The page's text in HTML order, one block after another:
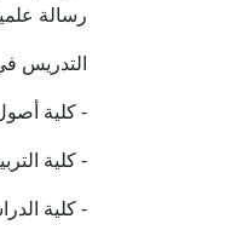
رسالة
التدريس
- كلية
- كلية
- كلية